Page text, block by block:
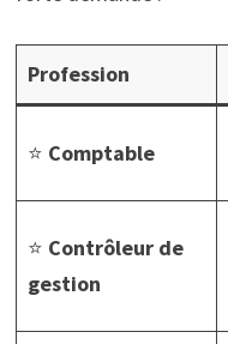
Profession
⭐ Comptable
⭐ Contrôleur de
gestion